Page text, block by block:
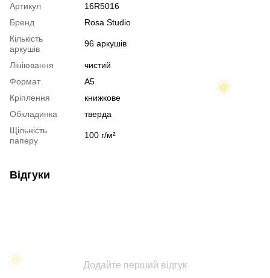
Артикул
16R5016
Бренд
Rosa Studio
Кількість
аркушів
96 аркушів
Лініювання
чистий
Формат
A5
Кріплення
книжкове
Обкладинка
тверда
Щільність
паперу
100 г/м²
Відгуки
Додайте перший відгук